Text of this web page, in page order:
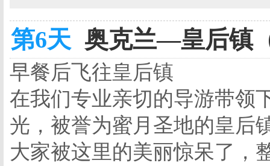
第6天 奥克兰—皇后镇
早餐后飞往皇后镇
在我们专业亲切的导游带领
光，被誉为蜜月圣地的皇后
大家被这里的美丽惊呆了，